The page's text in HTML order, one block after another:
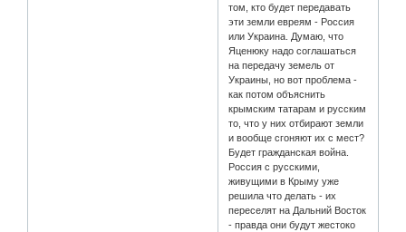
том, кто будет передавать
эти земли евреям - Россия
или Украина. Думаю, что
Яценюку надо соглашаться
на передачу земель от
Украины, но вот проблема -
как потом объяснить
крымским татарам и русским
то, что у них отбирают земли
и вообще сгоняют их с мест?
Будет гражданская война.
Россия с русскими,
живущими в Крыму уже
решила что делать - их
переселят на Дальний Восток
- правда они будут жестоко